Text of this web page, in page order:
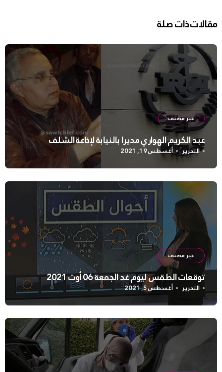
مقالات ذات صلة
غير مصنف
عبد الكريم الهواري مديرا بالنيابة لإذاعة الشلف
التحرير أغسطس 19, 2021
غير مصنف
توقعات الطقس ليوم غد الجمعة 06 أوت 2021
التحرير أغسطس 5, 2021